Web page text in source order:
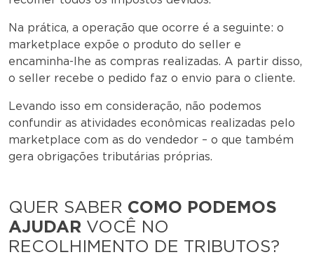
Na prática, a operação que ocorre é a seguinte: o
marketplace expõe o produto do seller e
encaminha-lhe as compras realizadas. A partir disso,
o seller recebe o pedido faz o envio para o cliente.
Levando isso em consideração, não podemos
confundir as atividades econômicas realizadas pelo
marketplace com as do vendedor – o que também
gera obrigações tributárias próprias.
QUER SABER COMO PODEMOS
AJUDAR VOCÊ NO
RECOLHIMENTO DE TRIBUTOS?